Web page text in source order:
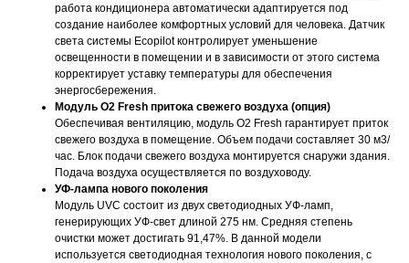
работа кондиционера автоматически адаптируется под
создание наиболее комфортных условий для человека. Датчик
света системы Ecopilot контролирует уменьшение
освещенности в помещении и в зависимости от этого система
корректирует уставку температуры для обеспечения
энергосбережения.
Модуль O2 Fresh притока свежего воздуха (опция)
Обеспечивая вентиляцию, модуль O2 Fresh гарантирует приток
свежего воздуха в помещение. Объем подачи составляет 30 м3/
час. Блок подачи свежего воздуха монтируется снаружи здания.
Подача воздуха осуществляется по воздуховоду.
УФ-лампа нового поколения
Модуль UVC состоит из двух светодиодных УФ-ламп,
генерирующих УФ-свет длиной 275 нм. Средняя степень
очистки может достигать 91,47%. В данной модели
используется светодиодная технология нового поколения, с